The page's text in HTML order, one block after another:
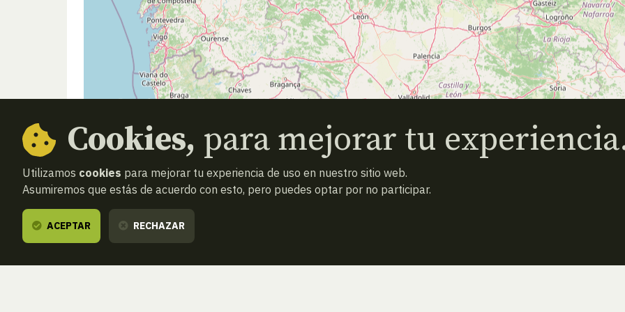
Cookies, para mejorar tu
Utilizamos cookies para mejorar tu experiencia de uso en nuestro sitio web.
Asumiremos que estás de acuerdo con esto, pero puedes optar por no participar.
ACEPTAR RECHAZAR